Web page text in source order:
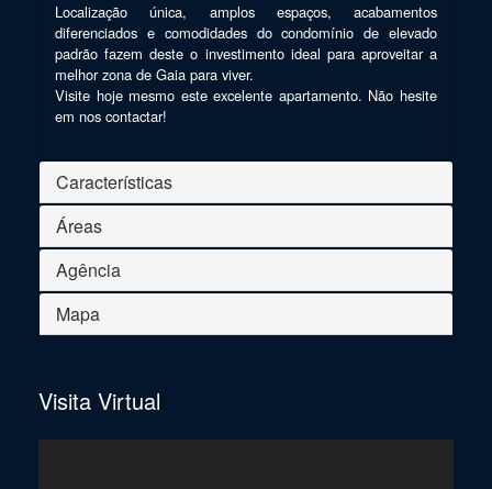
Localização única, amplos espaços, acabamentos
diferenciados e comodidades do condomínio de elevado
padrão fazem deste o investimento ideal para aproveitar a
melhor zona de Gaia para viver.
Visite hoje mesmo este excelente apartamento. Não hesite
em nos contactar!
Características
Áreas
Agência
Mapa
Visita Virtual